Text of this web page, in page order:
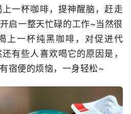
一杯咖啡，提神醒脑，赶走
启一整天忙碌的工作~当然很
上一杯纯黑咖啡，对促进代
有些人喜欢喝它的原因是，
宿便的烦恼，一身轻松~